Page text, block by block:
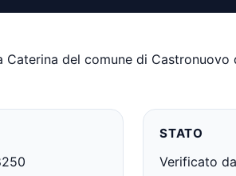
del comune di Castronuovo
STATO
Verificato